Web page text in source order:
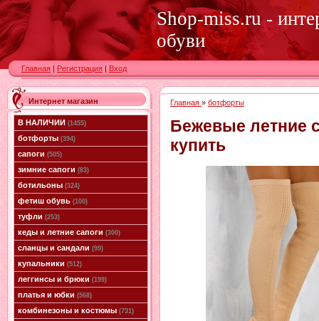
Shop-miss.ru -
обуви
Главная | Регистрация | Вход
Интернет магазин
В НАЛИЧИИ (1455)
ботфорты (394)
сапоги (505)
зимние сапоги (83)
ботильоны (324)
фетиш обувь (100)
туфли (253)
кеды и летние сапоги (300)
сланцы и сандали (99)
купальники (512)
леггинсы и брюки (199)
платья и юбки (568)
комбинезоны и костюмы (731)
Главная » ботфорты
Бежевые летние
купить